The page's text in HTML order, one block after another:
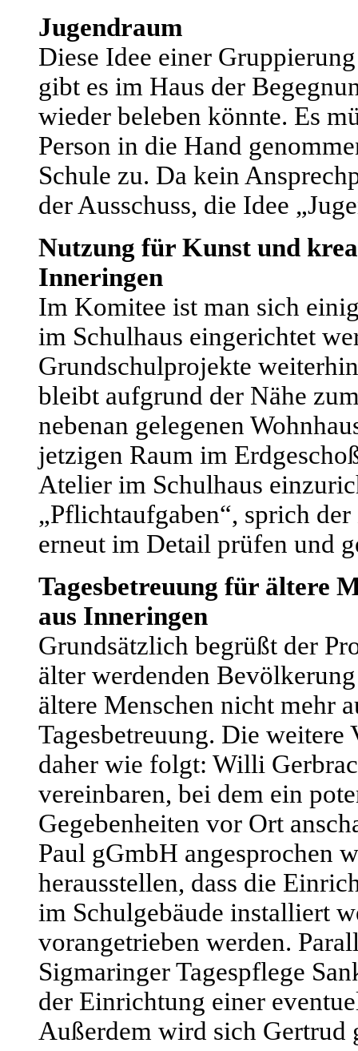
Jugendraum
Diese Idee einer
gibt es im Haus der
wieder beleben könnte. Es
Person in die Hand
Schule zu. Da kein
der Ausschuss, die Idee
Nutzung für Kunst und
Inneringen
Im Komitee ist man sich
im Schulhaus eingerichtet
Grundschulprojekte
bleibt aufgrund der Nähe
nebenan gelegenen
jetzigen Raum im
Atelier im Schulhaus
„Pflichtaufgaben“, sprich
erneut im Detail prüfen und
Tagesbetreuung für ältere
aus Inneringen
Grundsätzlich begrüßt der
älter werdenden
ältere Menschen nicht mehr
Tagesbetreuung. Die weitere
daher wie folgt: Willi
vereinbaren, bei dem ein
Gegebenheiten vor Ort
Paul gGmbH angesprochen
herausstellen, dass die
im Schulgebäude installiert
vorangetrieben werden.
Sigmaringer Tagespflege
der Einrichtung einer
Außerdem wird sich Gertrud